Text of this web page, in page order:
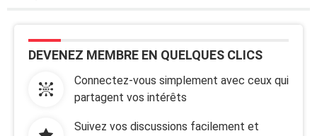
DEVENEZ MEMBRE EN QUELQUES CLICS
Connectez-vous simplement avec ceux qui
partagent vos intérêts
Suivez vos discussions facilement et